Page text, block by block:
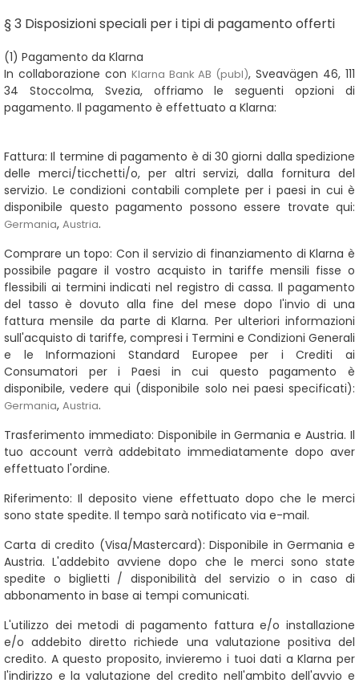
§ 3 Disposizioni speciali per i tipi di pagamento offerti
(1) Pagamento da Klarna
In collaborazione con Klarna Bank AB (publ), Sveavägen 46, 111
34 Stoccolma, Svezia, offriamo le seguenti opzioni di
pagamento. Il pagamento è effettuato a Klarna:
Fattura: Il termine di pagamento è di 30 giorni dalla spedizione
delle merci/ticchetti/o, per altri servizi, dalla fornitura del
servizio. Le condizioni contabili complete per i paesi in cui è
disponibile questo pagamento possono essere trovate qui:
Germania, Austria.
Comprare un topo: Con il servizio di finanziamento di Klarna è
possibile pagare il vostro acquisto in tariffe mensili fisse o
flessibili ai termini indicati nel registro di cassa. Il pagamento
del tasso è dovuto alla fine del mese dopo l'invio di una
fattura mensile da parte di Klarna. Per ulteriori informazioni
sull'acquisto di tariffe, compresi i Termini e Condizioni Generali
e le Informazioni Standard Europee per i Crediti ai
Consumatori per i Paesi in cui questo pagamento è
disponibile, vedere qui (disponibile solo nei paesi specificati):
Germania, Austria.
Trasferimento immediato: Disponibile in Germania e Austria. Il
tuo account verrà addebitato immediatamente dopo aver
effettuato l'ordine.
Riferimento: Il deposito viene effettuato dopo che le merci
sono state spedite. Il tempo sarà notificato via e-mail.
Carta di credito (Visa/Mastercard): Disponibile in Germania e
Austria. L'addebito avviene dopo che le merci sono state
spedite o biglietti / disponibilità del servizio o in caso di
abbonamento in base ai tempi comunicati.
L'utilizzo dei metodi di pagamento fattura e/o installazione
e/o addebito diretto richiede una valutazione positiva del
credito. A questo proposito, invieremo i tuoi dati a Klarna per
l'indirizzo e la valutazione del credito nell'ambito dell'avvio e